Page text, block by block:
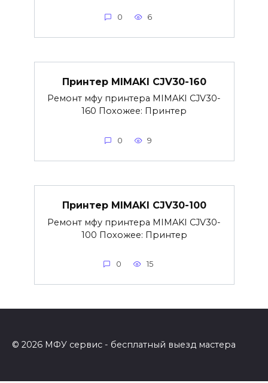
0 6
Принтер MIMAKI CJV30-160
Ремонт мфу принтера MIMAKI CJV30-
160 Похожее: Принтер
0 9
Принтер MIMAKI CJV30-100
Ремонт мфу принтера MIMAKI CJV30-
100 Похожее: Принтер
0 15
© 2026 МФУ сервис - бесплатный выезд мастера